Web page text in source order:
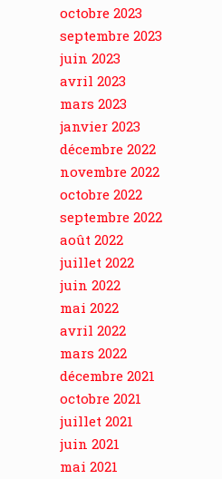
octobre 2023
septembre 2023
juin 2023
avril 2023
mars 2023
janvier 2023
décembre 2022
novembre 2022
octobre 2022
septembre 2022
août 2022
juillet 2022
juin 2022
mai 2022
avril 2022
mars 2022
décembre 2021
octobre 2021
juillet 2021
juin 2021
mai 2021